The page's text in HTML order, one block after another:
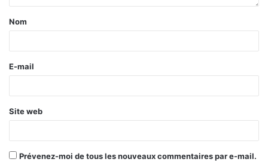
Nom
E-mail
Site web
Prévenez-moi de tous les nouveaux commentaires par e-mail.